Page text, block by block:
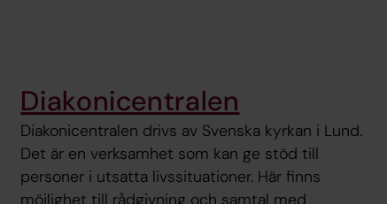
Diakonicentralen
Diakonicentralen drivs av Svenska kyrkan i Lund.
Det är en verksamhet som kan ge stöd till
personer i utsatta livssituationer. Här finns